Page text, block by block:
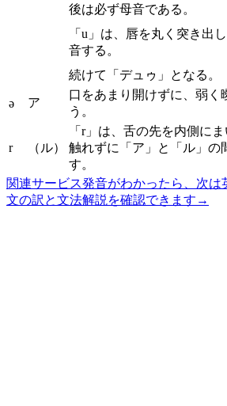
後は必ず母音である。
「u」は、唇を丸く突き出
音する。
続けて「デュゥ」となる。
ə ア
口をあまり開けずに、弱く
う。
r （ル）
「r」は、舌の先を内側に
触れずに「ア」と「ル」の
す。
関連サービス発音がわかったら、次は
文の訳と文法解説を確認できます →